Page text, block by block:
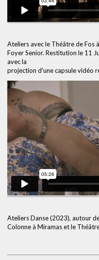
Ateliers avec le Théâtre de Fos
Foyer Senior. Restitution le 11
avec la
projection d'une capsule vidéo
Ateliers Danse (2023), autour
Colonne à Miramas et le